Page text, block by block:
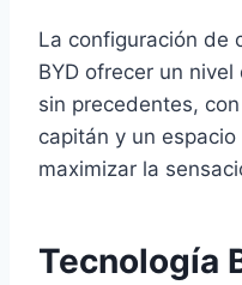
La configuración de
BYD ofrecer un
sin precedentes,
capitán y un
maximizar la
Tecnología